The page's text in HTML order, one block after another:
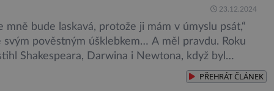
23.12.2024
mně bude laskavá, protože ji mám v úmyslu psát,“
svým pověstným úšklebkem… A měl pravdu. Roku
Shakespeara, Darwina i Newtona, když byl
označen „největším Angličanem všech dob“. Jaký
muž koruny vlastně byl? Bezpochyby skvělý
PŘEHRÁTČLÁNEK